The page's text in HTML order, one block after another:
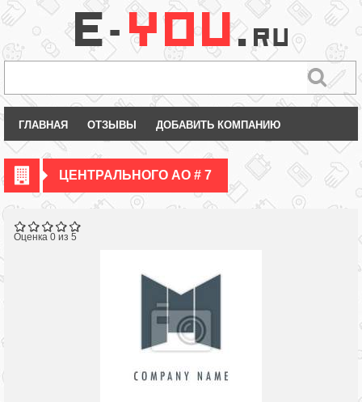
ГЛАВНАЯ ОТЗЫВЫ ДОБАВИТЬ КОМПАНИЮ
ЦЕНТРАЛЬНОГО АО # 7
Оценка 0 из 5